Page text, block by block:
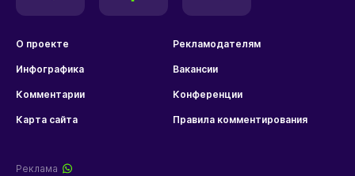
О проекте Рекламодателям
Инфографика Вакансии
Комментарии Конференции
Карта сайта Правила комментирования
Реклама